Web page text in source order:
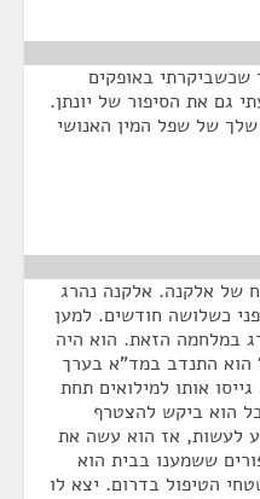
שכשביקרתי באופקים
גם את הסיפור של יונתן.
של שפל המין האנושי
של אלקנה. אלקנה נהרג
כשלושה חודשים. למען
במלחמה הזאת. הוא היה
הוא התנדב במד"א בערך
אותו למילואים תחת
הוא ביקש להצטרף
לעשות, אז הוא עשה את
ששמענו בבית הוא
הטיפול בדרום. יצא לו